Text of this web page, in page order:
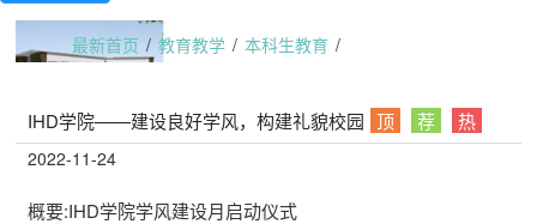
最新首页 / 教育教学 / 本科生教育 /
顶 荐 热
IHD学院——建设良好学风，构建礼貌校园
2022-11-24
概要:IHD学院学风建设月启动仪式